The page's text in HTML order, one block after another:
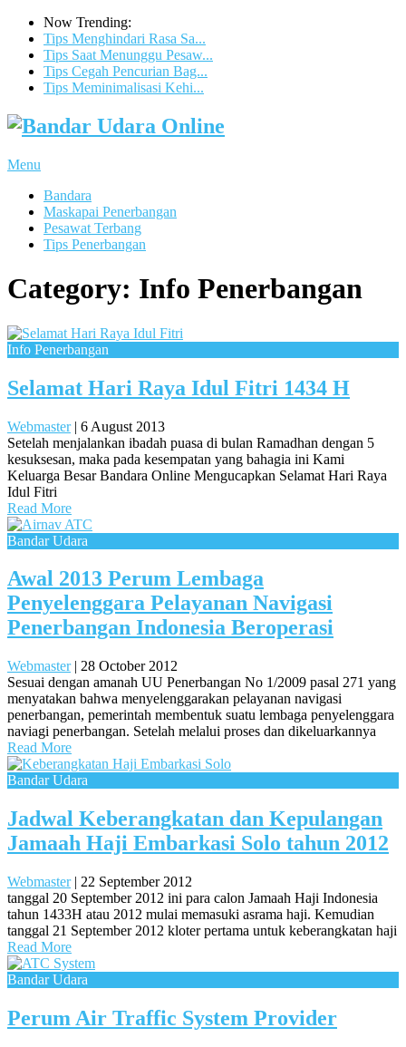
Now Trending:
Tips Menghindari Rasa Sa...
Tips Saat Menunggu Pesaw...
Tips Cegah Pencurian Bag...
Tips Meminimalisasi Kehi...
Menu
Bandara
Maskapai Penerbangan
Pesawat Terbang
Tips Penerbangan
Category: Info Penerbangan
Info Penerbangan
Selamat Hari Raya Idul Fitri 1434 H
Webmaster| 6 August 2013
Setelah menjalankan ibadah puasa di bulan Ramadhan dengan 5
kesuksesan, maka pada kesempatan yang bahagia ini Kami
Keluarga Besar Bandara Online Mengucapkan Selamat Hari Raya
Idul Fitri
Read More
Bandar Udara
Awal 2013 Perum Lembaga
Penyelenggara Pelayanan Navigasi
Penerbangan Indonesia Beroperasi
Webmaster| 28 October 2012
Sesuai dengan amanah UU Penerbangan No 1/2009 pasal 271 yang
menyatakan bahwa menyelenggarakan pelayanan navigasi
penerbangan, pemerintah membentuk suatu lembaga penyelenggara
naviagi penerbangan. Setelah melalui proses dan dikeluarkannya
Read More
Bandar Udara
Jadwal Keberangkatan dan Kepulangan
Jamaah Haji Embarkasi Solo tahun 2012
Webmaster| 22 September 2012
tanggal 20 September 2012 ini para calon Jamaah Haji Indonesia
tahun 1433H atau 2012 mulai memasuki asrama haji. Kemudian
tanggal 21 September 2012 kloter pertama untuk keberangkatan haji
Read More
Bandar Udara
Perum Air Traffic System Provider